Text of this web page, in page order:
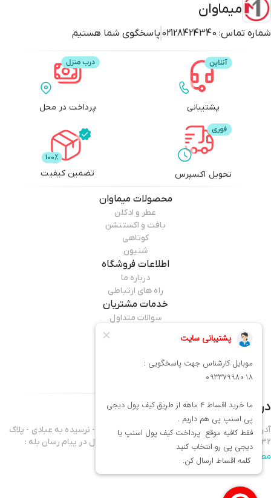
میماوان
شماره تماس: 02128424340 پاسخگوی شما هستیم
پشتیبانی پرداخت در محل
تحویل اکسپرس تضمین کیفیت
محصولاتمیماوان
عطر و ادکلن
بافت و اکستنشن
کوتاهی
شنیون
اطلاعات فروشگاه
درباره ما
راه های ارتباطی
خدمات مشتریان
سوالات متداول
قوانین مرجوعی
همراه ما باشید
درباره فروشگاهمیماوان
آدرس فروشگاه : تهران - نارمک خیابان فرجام غربی - نرسیده به عبادی - پلاک
432 موبایل واحد فروش 09337998018 - آدرس کانال در پیام رسان بله :
mima1shop
سلام ورود شما همراهان عزیز را به میماوان،فروشگاه آنلاین آرایشگاهی خوش
مطالعه بیشتر